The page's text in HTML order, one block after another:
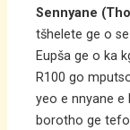
Sennyane
tšhelete ge o
Eupša ge o ka
R100 go
yeo e nnyane e
borotho ge tefo